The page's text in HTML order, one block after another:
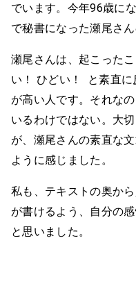
でいます。今年96歳に
で秘書になった瀬尾さ
瀬尾さんは、起こった
い！ ひどい！ と素直
が高い人です。それな
いるわけではない。大
が、瀬尾さんの素直な
ように感じました。
私も、テキストの奥か
が書けるよう、自分の
と思いました。